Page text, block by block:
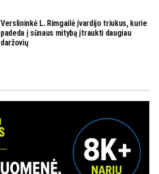
Verslininkė L. Rimgailė įvardijo triukus, kurie
padeda į sūnaus mitybą įtraukti daugiau
daržovių